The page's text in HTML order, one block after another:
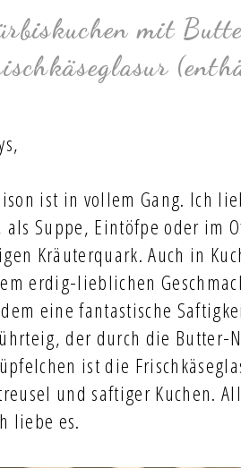
mit
ist in vollem Gang. Ich
als Suppe, Eintöfpe oder im
Kräuterquark. Auch in
erdig-lieblichen
eine fantastische
der durch die Butter-
ist die
und saftiger Kuchen.
liebe es.